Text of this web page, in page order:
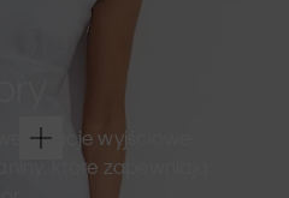
kreacje wyjściowe.
które zapewniają